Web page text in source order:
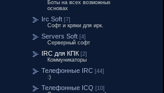
Боты на всех возможных
основах
Irc Soft [7]
Софт и кряки для ирк.
Servers Soft [4]
Серверный софт
IRC для КПК [2]
Коммуникаторы
Телефонные IRC [44]
:)
Телефонные ICQ [10]